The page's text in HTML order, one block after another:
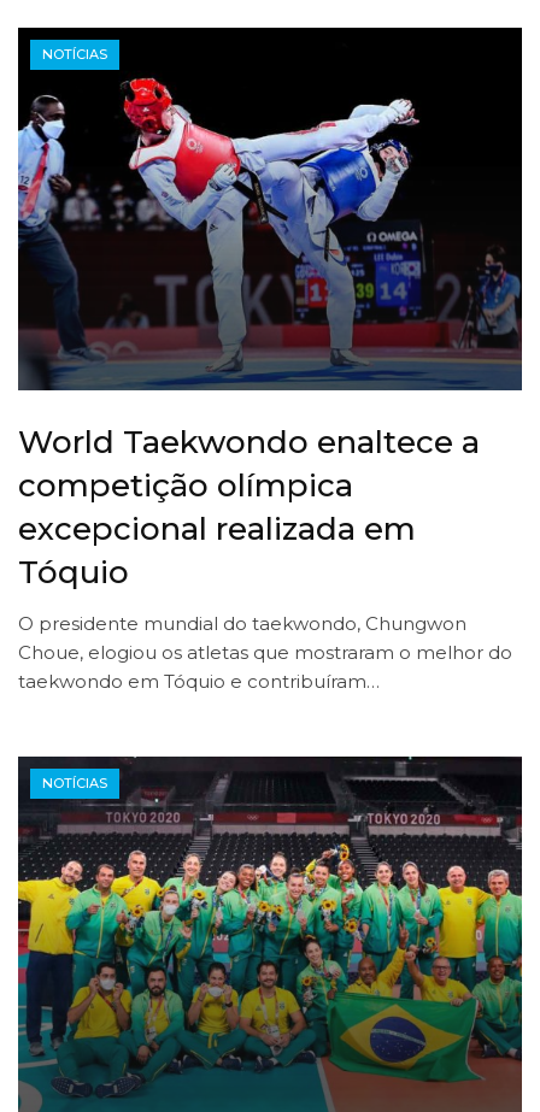
NOTÍCIAS
World Taekwondo enaltece a
competição olímpica
excepcional realizada em
Tóquio
O presidente mundial do taekwondo, Chungwon
Choue, elogiou os atletas que mostraram o melhor do
taekwondo em Tóquio e contribuíram…
NOTÍCIAS